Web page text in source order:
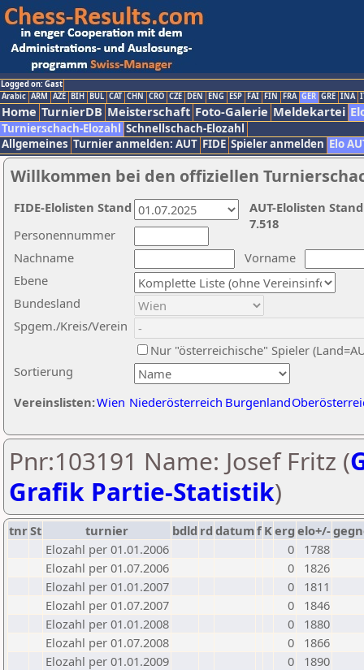
Logged on: Gast
Arabic ARM AZE BIH BUL CAT CHN CRO CZE DEN ENG ESP FAI FIN FRA GER GRE INA
Home TurnierDB Meisterschaft Foto-Galerie Meldekartei
Turnierschach-Elozahl Schnellschach-Elozahl
Allgemeines Turnier anmelden: AUT FIDE Spieler anmelden Elo
Willkommen bei den offiziellen
Nachname
Vorname
Ebene
Sortierung
Personennummer
Bundesland
Spgem./Kreis/Verein
Nur "österreichische" Spieler
Vereinslisten:Wien Niederösterreich Burgenland
AUT-Elolisten
7.518
FIDE-Elolisten Stand
Pnr:103191 Name: Josef Fritz (
Grafik Partie-Statistik)
tnrSt turnier bdld rd datumf Kerg elo+/-
Elozahl per 01.01.2006
0
1788
Elozahl per 01.07.2006
0
1826
Elozahl per 01.01.2007
0
1811
Elozahl per 01.07.2007
0
1846
Elozahl per 01.01.2008
0
1880
Elozahl per 01.07.2008
0
1866
Elozahl per 01.01.2009
0
1890